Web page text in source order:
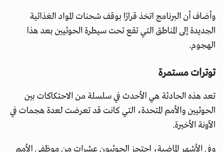
وأضاف أن البرنامج اتخذ قرارًا بوقف شحنات المواد الغذائية
الجديدة إلى المناطق التي تقع تحت سيطرة الحوثيين بعد هذا
الهجوم.
توترات مستمرة
تعد هذه الحادثة هي الأحدث في سلسلة من الاحتكاكات بين
الحوثيين والأمم المتحدة، التي كانت قد تعرضت لعدة هجمات في
الآونة الأخيرة.
وفي الأشهر الماضية، احتجز الحوثيون عشرات من موظفي الأمم